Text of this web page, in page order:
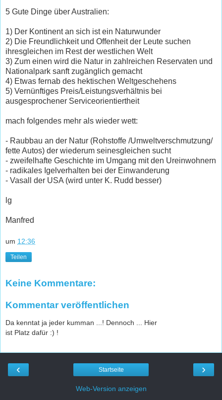
5 Gute Dinge über Australien:
1) Der Kontinent an sich ist ein Naturwunder
2) Die Freundlichkeit und Offenheit der Leute suchen
ihresgleichen im Rest der westlichen Welt
3) Zum einen wird die Natur in zahlreichen Reservaten und
Nationalpark sanft zugänglich gemacht
4) Etwas fernab des hektischen Weltgeschehens
5) Vernünftiges Preis/Leistungsverhältnis bei
ausgesprochener Serviceorientiertheit
mach folgendes mehr als wieder wett:
- Raubbau an der Natur (Rohstoffe /Umweltverschmutzung/
fette Autos) der wiederum seinesgleichen sucht
- zweifelhafte Geschichte im Umgang mit den Ureinwohnern
- radikales Igelverhalten bei der Einwanderung
- Vasall der USA (wird unter K. Rudd besser)
lg
Manfred
um 12:36
Teilen
Keine Kommentare:
Kommentar veröffentlichen
Da kenntat ja jeder kumman ...! Dennoch ... Hier
ist Platz dafür :) !
‹ ›
Startseite
Web-Version anzeigen